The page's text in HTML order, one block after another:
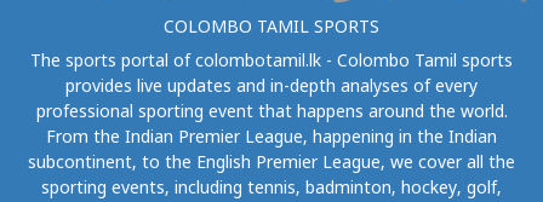
COLOMBO TAMIL SPORTS
The sports portal of colombotamil.lk - Colombo Tamil sports
provides live updates and in-depth analyses of every
professional sporting event that happens around the world.
From the Indian Premier League, happening in the Indian
subcontinent, to the English Premier League, we cover all the
sporting events, including tennis, badminton, hockey, golf,